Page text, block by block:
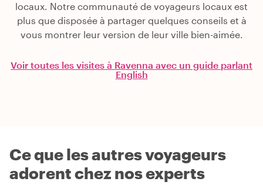
locaux. Notre communauté de voyageurs locaux est
plus que disposée à partager quelques conseils et à
vous montrer leur version de leur ville bien-aimée.
Voir toutes les visites à Ravenna avec un guide parlant
English
Ce que les autres voyageurs
adorent chez nos experts